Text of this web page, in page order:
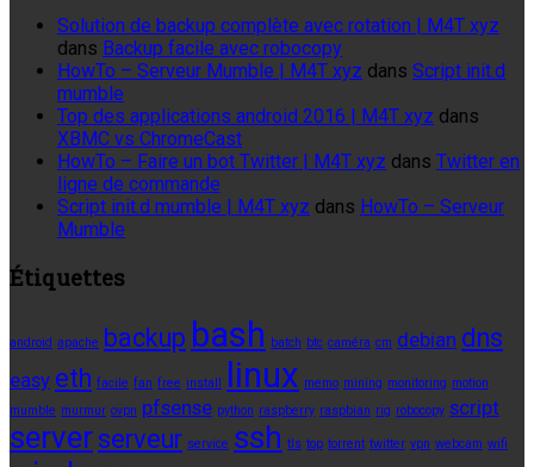
Solution de backup complète avec rotation | M4T xyz
dans Backup facile avec robocopy
HowTo – Serveur Mumble | M4T xyz dans Script init.d
mumble
Top des applications android 2016 | M4T xyz dans
XBMC vs ChromeCast
HowTo – Faire un bot Twitter | M4T xyz dans Twitter en
ligne de commande
Script init.d mumble | M4T xyz dans HowTo – Serveur
Mumble
Étiquettes
android apache backup bash batch btc caméra cm debian dns
easy eth facile fan free install linux memo mining monitoring motion
mumble murmur ovpn pfsense python raspberry raspbian rig robocopy script
server serveur service ssh tls top torrent twitter vpn webcam wifi